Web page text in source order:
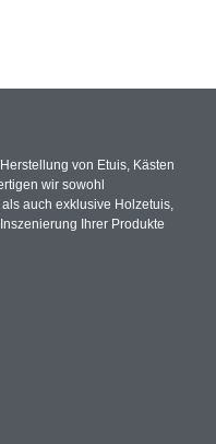
von Etuis, Kästen
wir sowohl
auch exklusive Holzetuis,
Ihrer Produkte